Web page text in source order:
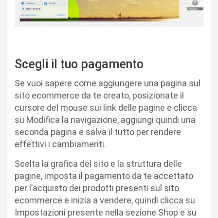
Scegli il tuo pagamento
Se vuoi sapere come aggiungere una pagina sul
sito ecommerce da te creato, posizionate il
cursore del mouse sui link delle pagine e clicca
su Modifica la navigazione, aggiungi quindi una
seconda pagina e salva il tutto per rendere
effettivi i cambiamenti.
Scelta la grafica del sito e la struttura delle
pagine, imposta il pagamento da te accettato
per l’acquisto dei prodotti presenti sul sito
ecommerce e inizia a vendere, quindi clicca su
Impostazioni presente nella sezione Shop e su